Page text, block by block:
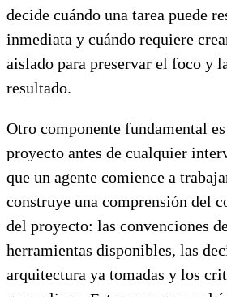
decide cuándo una tarea puede
inmediata y cuándo requiere
aislado para preservar el foco y
resultado.
Otro componente fundamental
proyecto antes de cualquier
que un agente comience a
construye una comprensión del
del proyecto: las convenciones
herramientas disponibles, las
arquitectura ya tomadas y los